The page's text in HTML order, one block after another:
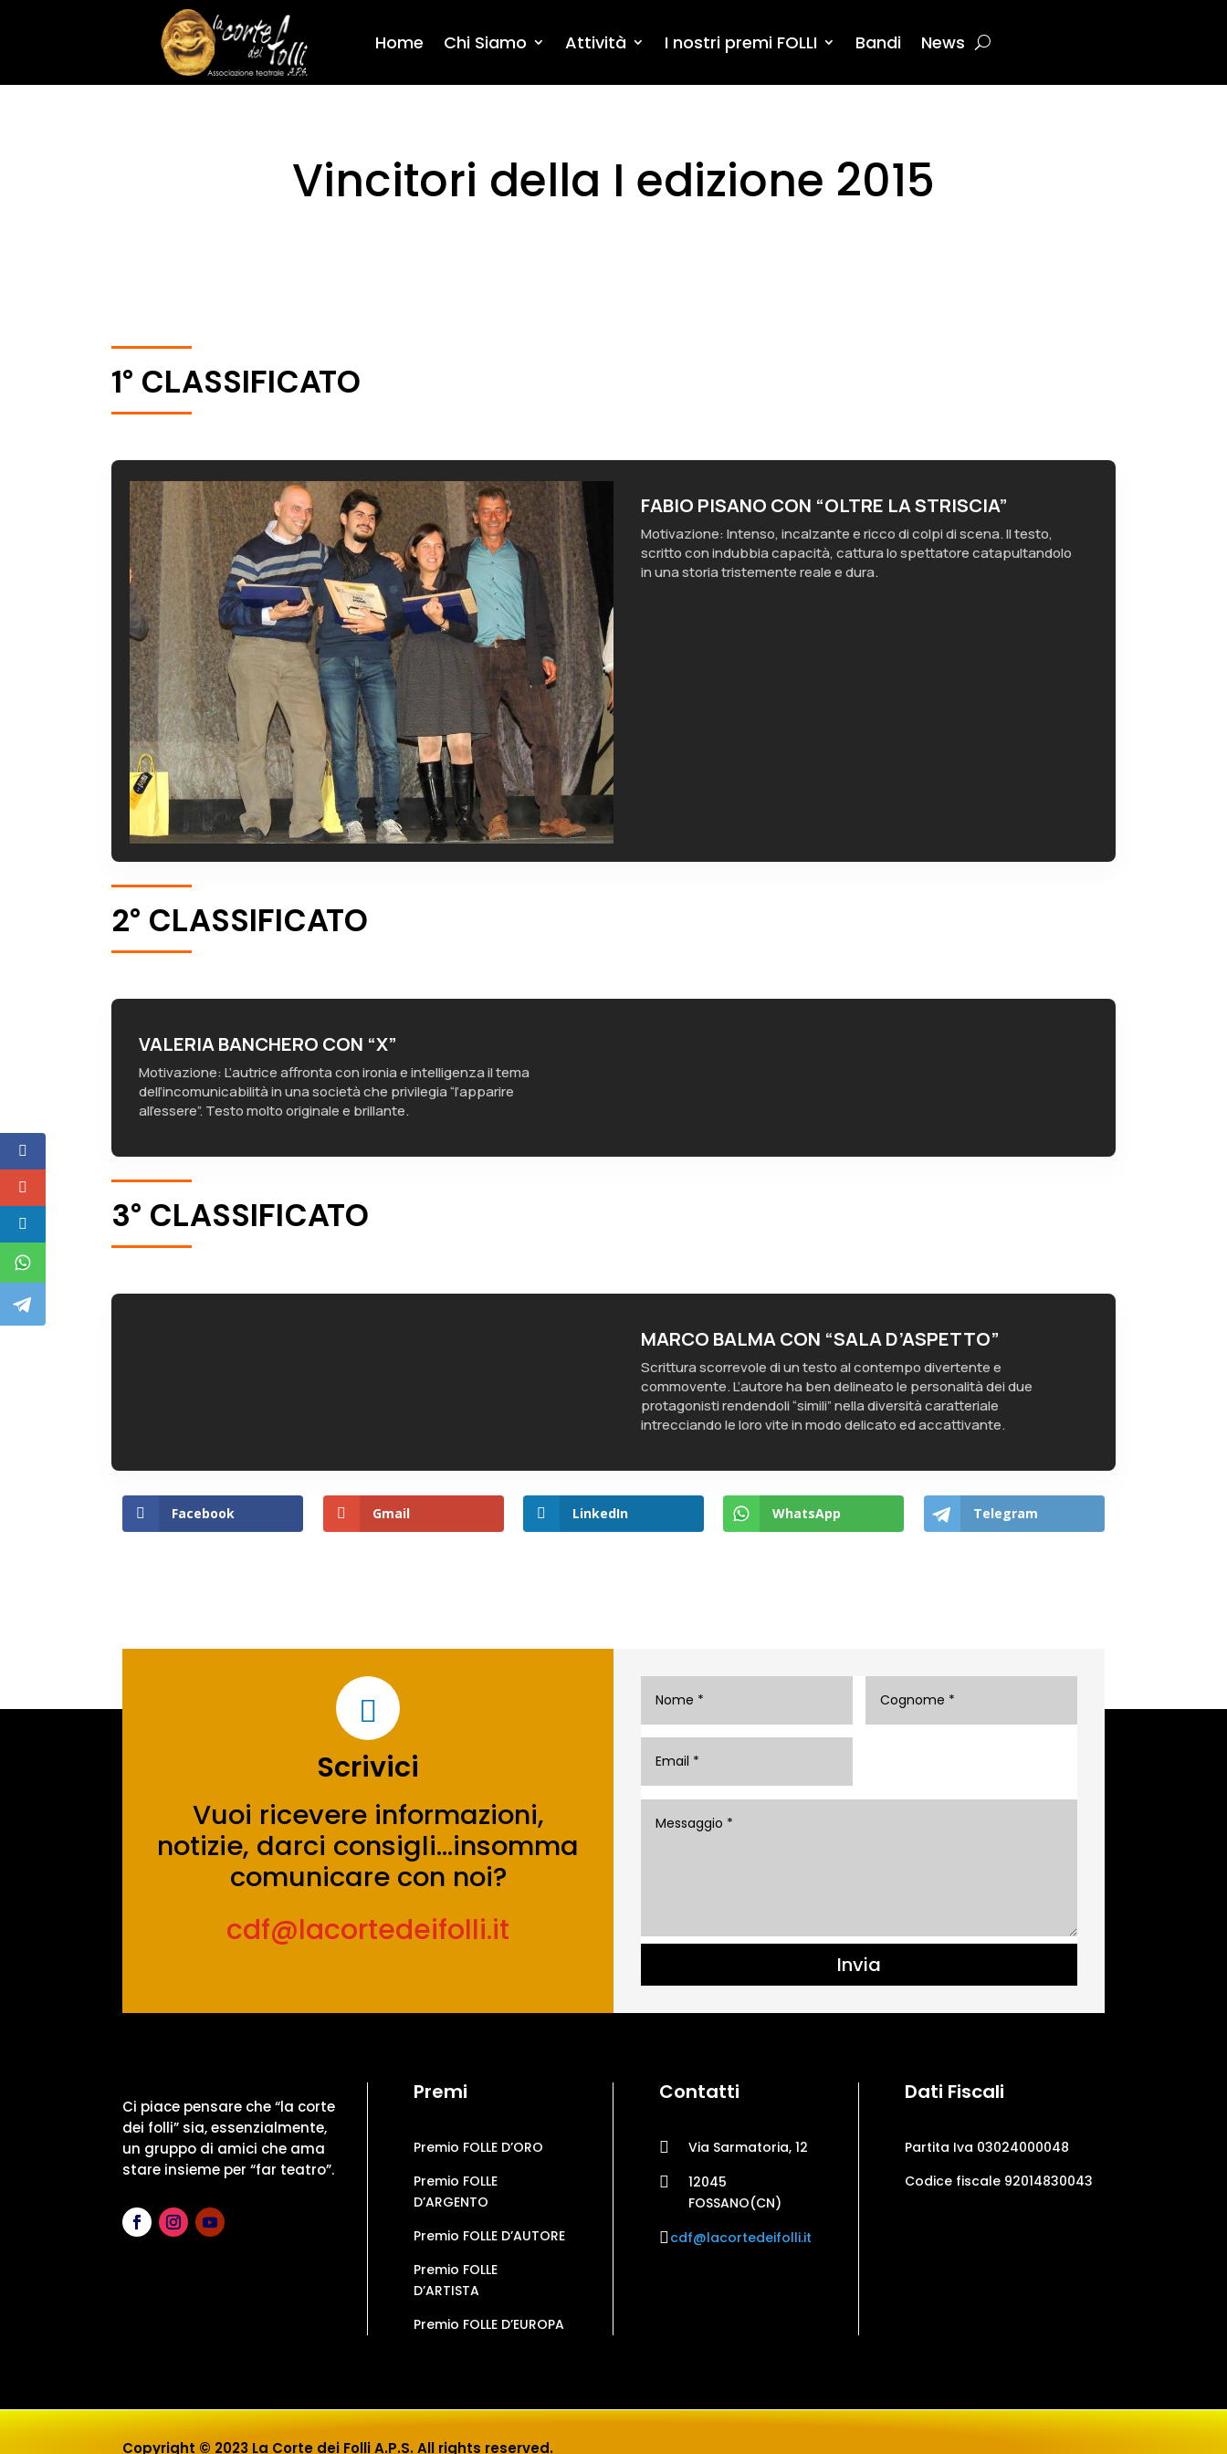
Home Chi Siamo Attività I nostri premi FOLLI Bandi News
Vincitori della I edizione 2015
1° CLASSIFICATO
FABIO PISANO CON “OLTRE LA STRISCIA”
Motivazione: Intenso, incalzante e ricco di colpi di scena. Il testo,
scritto con indubbia capacità, cattura lo spettatore catapultandolo
in una storia tristemente reale e dura.
2° CLASSIFICATO
VALERIA BANCHERO CON “X”
Motivazione: L’autrice affronta con ironia e intelligenza il tema
dell’incomunicabilità in una società che privilegia “l’apparire
all’essere”. Testo molto originale e brillante.
3° CLASSIFICATO
MARCO BALMA CON “SALA D’ASPETTO”
Scrittura scorrevole di un testo al contempo divertente e
commovente. L’autore ha ben delineato le personalità dei due
protagonisti rendendoli “simili” nella diversità caratteriale
intrecciando le loro vite in modo delicato ed accattivante.
Facebook Gmail LinkedIn WhatsApp Telegram

Scrivici
Vuoi ricevere informazioni,
notizie, darci consigli…insomma
comunicare con noi?
cdf@lacortedeifolli.it
Invia
Ci piace pensare che “la corte
dei folli” sia, essenzialmente,
un gruppo di amici che ama
stare insieme per “far teatro”.
Premi
Premio FOLLE D’ORO
Premio FOLLE
D’ARGENTO
Premio FOLLE D’AUTORE
Premio FOLLE
D’ARTISTA
Premio FOLLE D’EUROPA
Contatti
 Via Sarmatoria, 12

12045
FOSSANO(CN)
cdf@lacortedeifolli.it
Dati Fiscali
Partita Iva 03024000048
Codice fiscale 92014830043
Copyright © 2023 La Corte dei Folli A.P.S. All rights reserved.